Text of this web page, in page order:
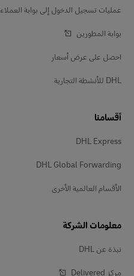
عمليات تسجيل الدخول إلى بوابة العملاء
بوابة المطورين
احصل على عرض أسعار
DHL للأنشطة التجارية
أقسامنا
DHL Express
DHL Global Forwarding
الأقسام العالمية الأخرى
معلومات الشركة
نبذة عن DHL
مركز Delivered‎